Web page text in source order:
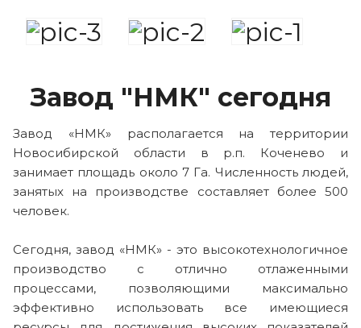
Завод "НМК" сегодня
Завод «НМК» располагается на территории
Новосибирской области в р.п. Коченево и
занимает площадь около 7 Га. Численность людей,
занятых на производстве составляет более 500
человек.
Сегодня, завод «НМК» - это высокотехнологичное
производство с отлично отлаженными
процессами, позволяющими максимально
эффективно использовать все имеющиеся